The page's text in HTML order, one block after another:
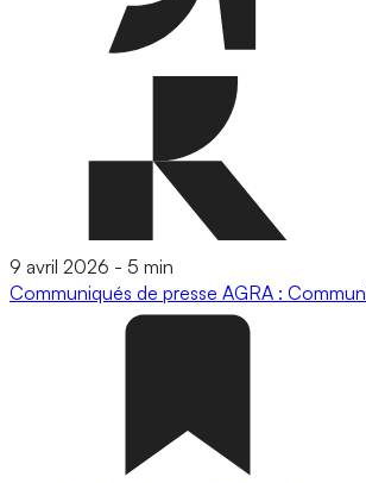
9 avril 2026 - 5 min
Communiqués de presse AGRA :